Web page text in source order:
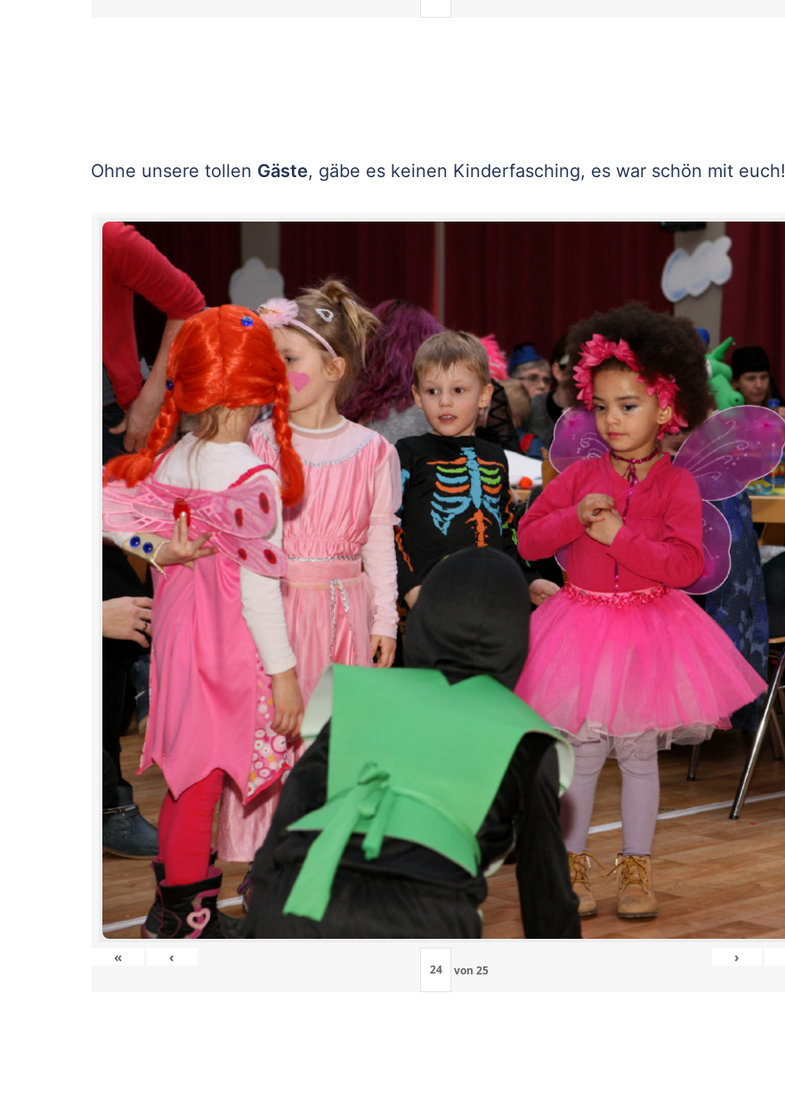
Ohne unsere tollen Gäste, gäbe es keinen Kinderfasching, es war schön mit euch!
« ‹
von25
›